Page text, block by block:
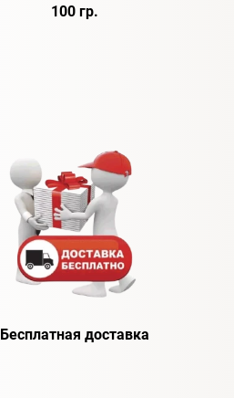
100 гр.
Бесплатная доставка